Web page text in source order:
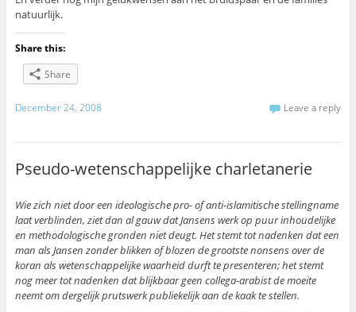
natuurlijk.
Share this:
Share
December 24, 2008 Leave a reply
Pseudo-wetenschappelijke charletanerie
Wie zich niet door een ideologische pro- of anti-islamitische stellingname
laat verblinden, ziet dan al gauw dat Jansens werk op puur inhoudelijke
en methodologische gronden niet deugt. Het stemt tot nadenken dat een
man als Jansen zonder blikken of blozen de grootste nonsens over de
koran als wetenschappelijke waarheid durft te presenteren; het stemt
nog meer tot nadenken dat blijkbaar geen collega-arabist de moeite
neemt om dergelijk prutswerk publiekelijk aan de kaak te stellen.